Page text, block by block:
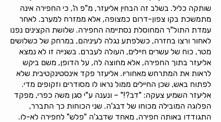
שותקה כליל. בשלב זה הבחין אליעזר, מ"פ ה', כי החפירה אינה
מתמשכת בקו צפון-דרום כמצופה, אלא ממזרח למערב. לאחר
עמדת התול"ר המחוסלת נסתיימה החפירה. שלושת הקצינים נפנו
לאחור ורצו בחזרה, כשלפתע נגלה לעיניהם, במרחק של כשלושים
מטר, כוח של עשרים חיילים, העולה לעברם. בשנייה זו לא נמצא
אליעזר בתוך החפירה, אלא מחוצה לה, על הדופן, משם ביקש
לראות את המתרחש מאחוריו. אליעזר פקד אינסטינקטיבית שלא
לפתוח באש, שכן החיילים ממול נראו לו מסודרים וזקופים מדי.
אליעזר השמיע צעקה: "דב?!" – ונענה ע"י סגן משה כפרי, מפקד
הפלוגה המובילה מכוחו של דבג'ה. שני הכוחות כך התברר,
התגודדו באותה חפירה, מאחד שדבג'ה "פלש" לחפירה לא-לו.